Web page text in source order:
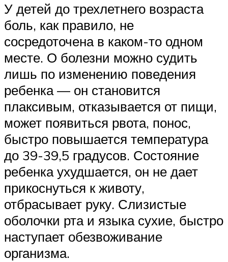
У детей до трехлетнего возраста
боль, как правило, не
сосредоточена в каком-то одном
месте. О болезни можно судить
лишь по изменению поведения
ребенка — он становится
плаксивым, отказывается от пищи,
может появиться рвота, понос,
быстро повышается температура
до 39-39,5 градусов. Состояние
ребенка ухудшается, он не дает
прикоснуться к животу,
отбрасывает руку. Слизистые
оболочки рта и языка сухие, быстро
наступает обезвоживание
организма.